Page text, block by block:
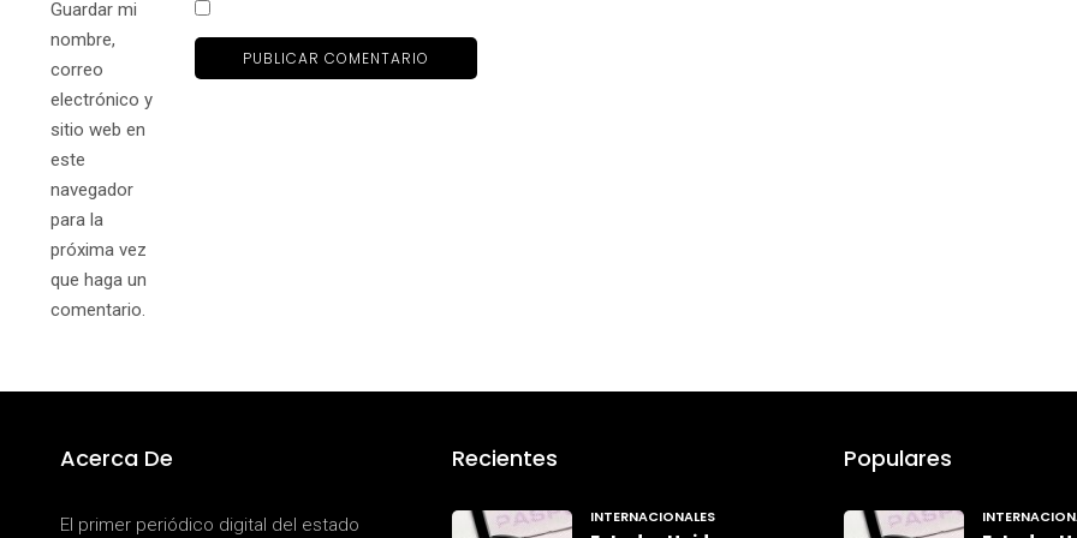
Guardar mi
nombre,
correo
electrónico y
sitio web en
este
navegador
para la
próxima vez
que haga un
comentario.
Acerca De
El primer periódico digital del estado
Recientes
INTERNACIONALES
Populares